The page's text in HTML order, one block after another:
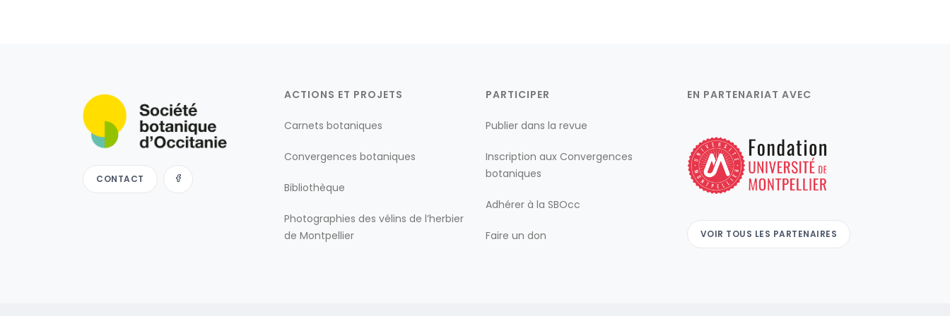
CONTACT
ACTIONS ET PROJETS
Carnets botaniques
Convergences botaniques
Bibliothèque
Photographies des vélins de l’herbier
de Montpellier
PARTICIPER
Publier dans la revue
Inscription aux Convergences
botaniques
Adhérer à la SBOcc
Faire un don
EN PARTENARIAT AVEC
VOIR TOUS LES PARTENAIRES